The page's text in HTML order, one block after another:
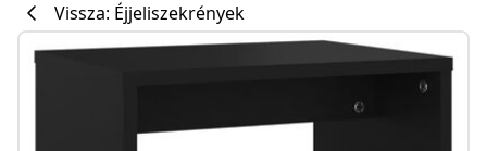
Vissza: Éjjeliszekrények